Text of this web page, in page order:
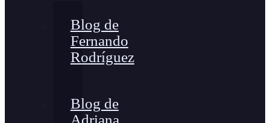
Blog de
Fernando
Rodríguez
Blog de
Adriana